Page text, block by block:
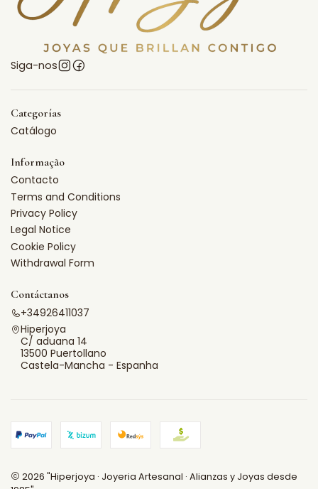
Siga-nos
Categorías
Catálogo
Informação
Contacto
Terms and Conditions
Privacy Policy
Legal Notice
Cookie Policy
Withdrawal Form
Contáctanos
+34926411037
Hiperjoya
C/ aduana 14
13500 Puertollano
Castela-Mancha - Espanha
2026 "Hiperjoya · Joyeria Artesanal · Alianzas y Joyas desde